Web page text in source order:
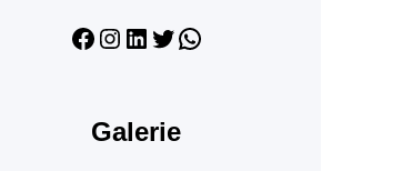
Facebook Instagram LinkedIn Twitter WhatsApp
Galerie